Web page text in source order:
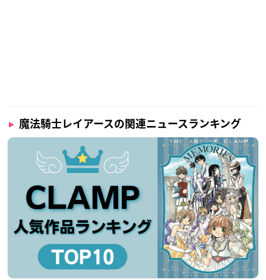
魔法騎士レイアースの関連ニュースランキング